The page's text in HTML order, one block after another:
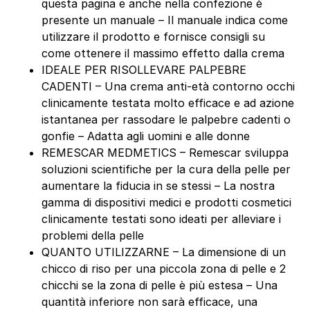
questa pagina e anche nella confezione è
presente un manuale – Il manuale indica come
utilizzare il prodotto e fornisce consigli su
come ottenere il massimo effetto dalla crema
IDEALE PER RISOLLEVARE PALPEBRE
CADENTI – Una crema anti-età contorno occhi
clinicamente testata molto efficace e ad azione
istantanea per rassodare le palpebre cadenti o
gonfie – Adatta agli uomini e alle donne
REMESCAR MEDMETICS – Remescar sviluppa
soluzioni scientifiche per la cura della pelle per
aumentare la fiducia in se stessi – La nostra
gamma di dispositivi medici e prodotti cosmetici
clinicamente testati sono ideati per alleviare i
problemi della pelle
QUANTO UTILIZZARNE – La dimensione di un
chicco di riso per una piccola zona di pelle e 2
chicchi se la zona di pelle è più estesa – Una
quantità inferiore non sarà efficace, una